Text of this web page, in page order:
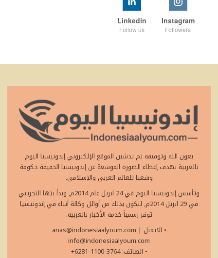
Instagram
Followers
Linkedin
Follow us
بعون الله وتوفيقه تم تدشين الموقع الإلكتروني إندونيسيا اليوم
بالعربية بهدف إعطاء الصورة الموسعة عن إندونيسيا الحقيقة حكومة
وشعبا للعالم العربي والإسلامي.
وتأسس إندونيسيا اليوم في 24 ابريل عام 2014م, وبدأ بثها التجريبي
في 29 ابريل 2014م, لتكون بذلك من أوائل وكالة أنباء في إندونيسيا
توفر رسمياً خدمة الأخبار بالعربية.
• الايميل
anas@indonesiaalyoum.com |
info@indonesiaalyoum.com
• الهاتف: 3764-1100-6281+